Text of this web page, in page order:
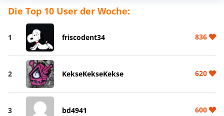
Die Top 10 User der Woche:
1 friscodent34 836
2 KekseKekseKekse 620
3 bd4941 600